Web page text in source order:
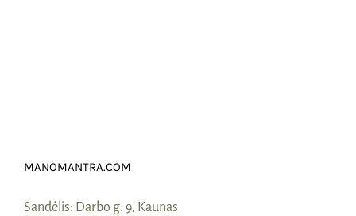
MANOMANTRA.COM
Sandėlis: Darbo g. 9, Kaunas